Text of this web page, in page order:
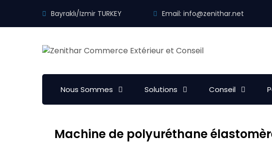
Bayraklı/Izmir TURKEY Email: info@zenithar.net
Nous Sommes Solutions Conseil
Machine de polyuréthane